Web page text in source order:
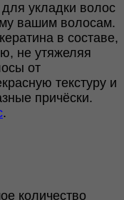
для укладки волос
вашим волосам.
в составе,
не утяжеляя
от
текстуру и
причёски.
.
количество